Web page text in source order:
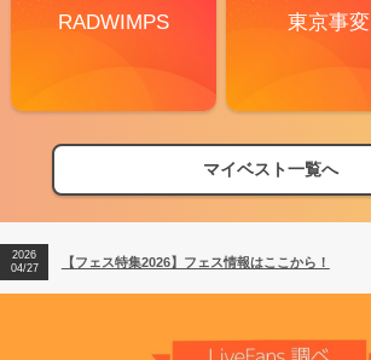
RADWIMPS 東京事変
マイベスト一覧へ
【フェス特集2026】フェス情報はここから！
【ライブ動員ランキング】2026年上半期編発表！
2026
04/27
【フェス特集2026】フェス情報はここから！
2026